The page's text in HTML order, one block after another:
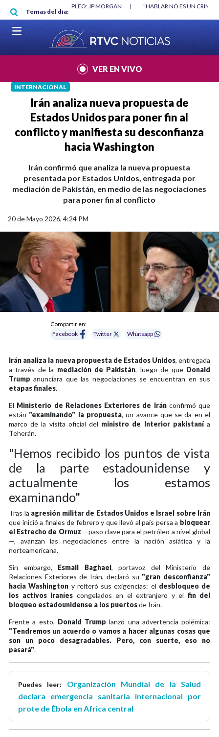
Pasar al contenido principal
Temas del día:
"HABLAR NO ES UN CRIMEN": CARTA DE BETO CORAL |
VER EN VIVO
INTERNACIONAL
Irán analiza nueva propuesta de
Estados Unidos para poner fin al
conflicto y manifiesta su desconfianza
hacia Washington
Irán confirmó que analiza la nueva propuesta
presentada por Estados Unidos, entregada por
mediación de Pakistán, en medio de las negociaciones
para poner fin al conflicto
20 de Mayo 2026, 4:24 PM
Compartir en:
Facebook
Twitter Whatsapp
Irán analiza la nueva propuesta de Estados Unidos, entregada
a través de la mediación de Pakistán, luego de que Donald
Trump anunciara que las negociaciones se encuentran en sus
etapas finales.
El Ministerio de Relaciones Exteriores de Iránconfirmó que
están "examinando" la propuesta, un avance que se da en el
marco de la visita oficial del ministro de Interior pakistanía
Teherán.
"Hemos recibido los puntos de vista
de la parte estadounidense y
actualmente los estamos
examinando"
Tras la agresión militar de Estados Unidos e Israel sobre Irán
que inició a finales de febrero y que llevó al país persa a bloquear
el Estrecho de Ormuz —paso clave para el petróleo a nivel global
—, avanzan las negociaciones entre la nación asiática y la
norteamericana.
Sin embargo, Esmail Baghaei, portavoz del Ministerio de
Relaciones Exteriores de Irán, declaró su "gran desconfianza"
hacia Washington y reiteró sus exigencias: el desbloqueo de
los activos iraníes congelados en el extranjero y el fin del
bloqueo estadounidense a los puertosde Irán.
Frente a esto, Donald Trump lanzó una advertencia polémica:
"Tendremos un acuerdo o vamos a hacer algunas cosas que
son un poco desagradables. Pero, con suerte, eso no
pasará".
Puedes leer: Organización Mundial de la Salud
declara emergencia sanitaria internacional por
prote de Ébola en Africa central